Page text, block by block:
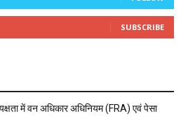
SUBSCRIBE
में वन अधिकार अधिनियम (FRA) एवं पेसा